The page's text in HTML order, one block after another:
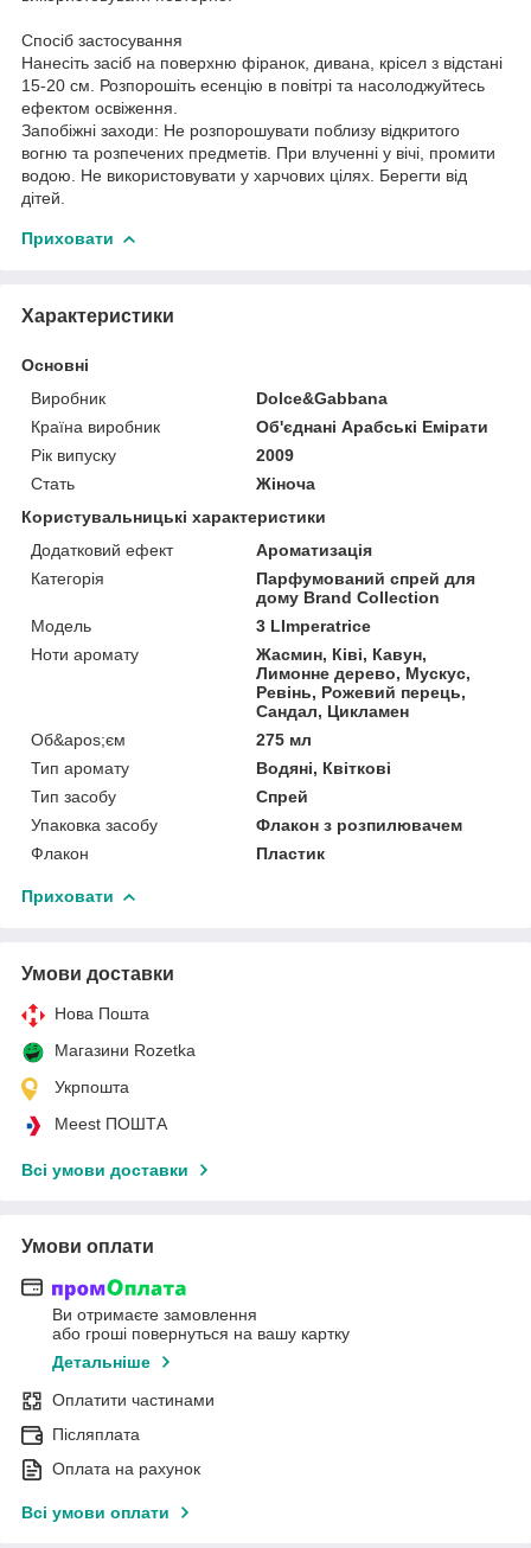
Спосіб застосування
Нанесіть засіб на поверхню фіранок, дивана, крісел з відстані
15-20 см. Розпорошіть есенцію в повітрі та насолоджуйтесь
ефектом освіження.
Запобіжні заходи: Не розпорошувати поблизу відкритого
вогню та розпечених предметів. При влученні у вічі, промити
водою. Не використовувати у харчових цілях. Берегти від
дітей.
Приховати
Характеристики
Основні
Виробник
Dolce&Gabbana
Країна виробник
Об'єднані Арабські Емірати
Рік випуску
2009
Стать
Жіноча
Користувальницькі характеристики
Додатковий ефект
Ароматизація
Категорія
Парфумований спрей для
дому Brand Collection
Мoдель
3 LImperatrice
Ноти аромату
Жасмин, Ківі, Кавун,
Лимонне дерево, Мускус,
Ревінь, Рожевий перець,
Сандал, Цикламен
Об&apos;єм
275 мл
Тип аромату
Водяні, Квіткові
Тип засобу
Спрей
Упаковка засобу
Флакон з розпилювачем
Флакон
Пластик
Приховати
Умови доставки
Нова Пошта
Магазини Rozetka
Укрпошта
Meest ПОШТА
Всі умови доставки
Умови оплати
Ви отримаєте замовлення
або гроші повернуться на вашу картку
Детальніше
Оплатити частинами
Післяплата
Оплата на рахунок
Всі умови оплати